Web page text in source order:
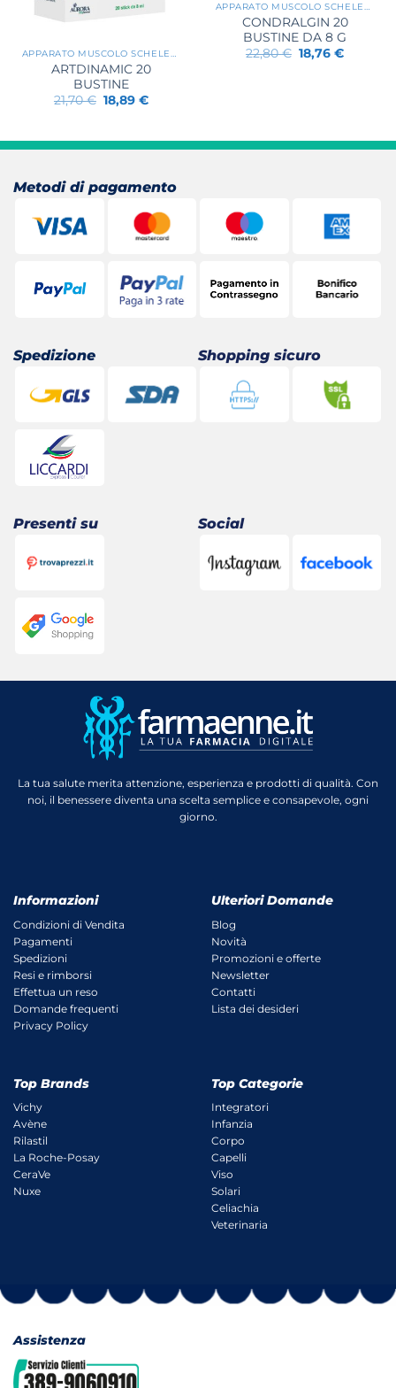
APPARATO MUSCOLO SCHELETRICO
ARTDINAMIC 20
BUSTINE
21,70€ Il
prezzo
21,70 €.
18,89€Il
18,89 €.
APPARATO MUSCOLO SCHELETRICO
CONDRALGIN 20
BUSTINE DA 8 G
22,80€ Il
prezzo
18,76€Il
Metodi di pagamento
Spedizione Shopping sicuro
Presenti su Social
La tua salute merita attenzione, esperienza e prodotti di qualità. Con
noi, il benessere diventa una scelta semplice e consapevole, ogni
giorno.
Informazioni
Condizioni di Vendita
Pagamenti
Spedizioni
Resi e rimborsi
Effettua un reso
Domande frequenti
Privacy Policy
Ulteriori Domande
Blog
Novità
Promozioni e offerte
Newsletter
Contatti
Lista dei desideri
Top Brands
Vichy
Avène
Rilastil
La Roche-Posay
CeraVe
Nuxe
Top Categorie
Integratori
Infanzia
Corpo
Capelli
Viso
Solari
Celiachia
Veterinaria
Assistenza